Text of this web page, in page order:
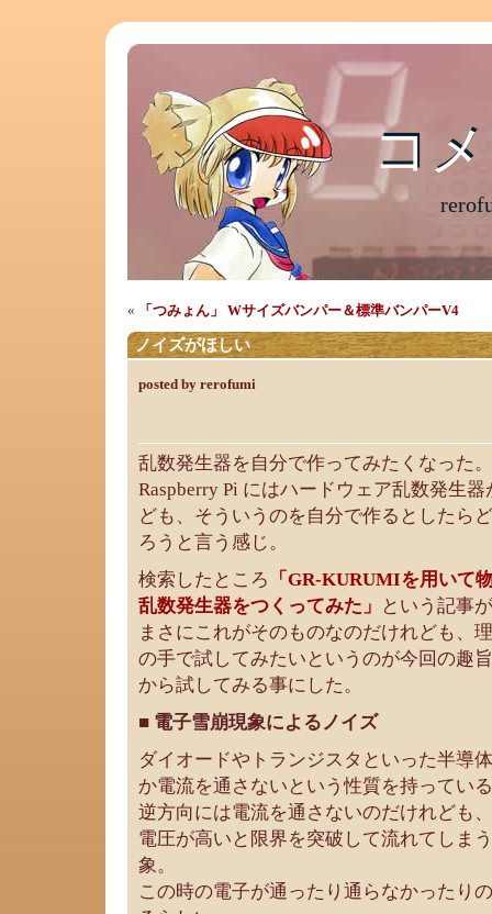
コ
コ
« 「つみょん」 Wサイズバンパー＆標準バンパーV4
ノイズがほしい
posted by rerofumi
乱数発生器を自分で作ってみたくなった。
Raspberry Pi にはハードウェア乱数発生
ども、そういうのを自分で作るとしたら
ろうと言う感じ。
検索したところ
「GR-KURUMIを用いて
乱数発生器をつくってみた」
という記事
まさにこれがそのものなのだけれども、
の手で試してみたいというのが今回の趣
から試してみる事にした。
■ 電子雪崩現象によるノイズ
ダイオードやトランジスタといった半導
か電流を通さないという性質を持ってい
逆方向には電流を通さないのだけれども
電圧が高いと限界を突破して流れてしま
象。
この時の電子が通ったり通らなかったり